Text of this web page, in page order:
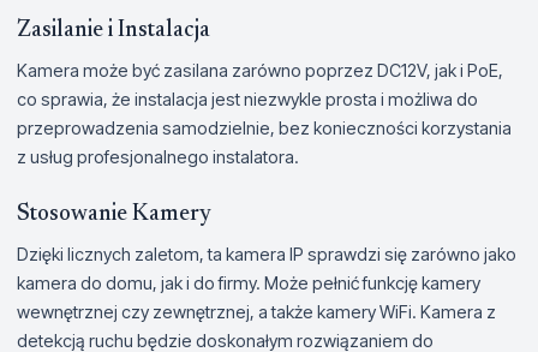
Zasilanie i Instalacja
Kamera może być zasilana zarówno poprzez DC12V, jak i PoE,
co sprawia, że instalacja jest niezwykle prosta i możliwa do
przeprowadzenia samodzielnie, bez konieczności korzystania
z usług profesjonalnego instalatora.
Stosowanie Kamery
Dzięki licznych zaletom, ta kamera IP sprawdzi się zarówno jako
kamera do domu, jak i do firmy. Może pełnić funkcję kamery
wewnętrznej czy zewnętrznej, a także kamery WiFi. Kamera z
detekcją ruchu będzie doskonałym rozwiązaniem do